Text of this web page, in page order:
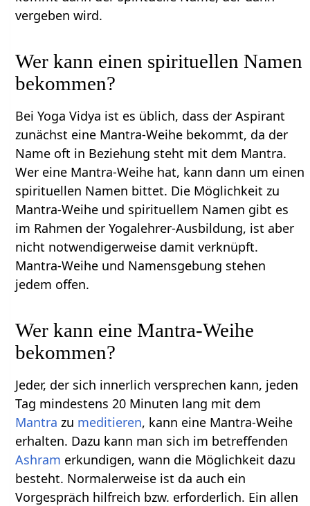
vergeben wird.
Wer kann einen spirituellen Namen
bekommen?
Bei Yoga Vidya ist es üblich, dass der Aspirant
zunächst eine Mantra-Weihe bekommt, da der
Name oft in Beziehung steht mit dem Mantra.
Wer eine Mantra-Weihe hat, kann dann um einen
spirituellen Namen bittet. Die Möglichkeit zu
Mantra-Weihe und spirituellem Namen gibt es
im Rahmen der Yogalehrer-Ausbildung, ist aber
nicht notwendigerweise damit verknüpft.
Mantra-Weihe und Namensgebung stehen
jedem offen.
Wer kann eine Mantra-Weihe
bekommen?
Jeder, der sich innerlich versprechen kann, jeden
Tag mindestens 20 Minuten lang mit dem
Mantra zu meditieren, kann eine Mantra-Weihe
erhalten. Dazu kann man sich im betreffenden
Ashram erkundigen, wann die Möglichkeit dazu
besteht. Normalerweise ist da auch ein
Vorgespräch hilfreich bzw. erforderlich. Ein allen